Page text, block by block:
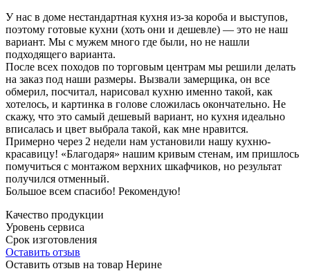
У нас в доме нестандартная кухня из-за короба и выступов,
поэтому готовые кухни (хоть они и дешевле) — это не наш
вариант. Мы с мужем много где были, но не нашли
подходящего варианта.
После всех походов по торговым центрам мы решили делать
на заказ под наши размеры. Вызвали замерщика, он все
обмерил, посчитал, нарисовал кухню именно такой, как
хотелось, и картинка в голове сложилась окончательно. Не
скажу, что это самый дешевый вариант, но кухня идеально
вписалась и цвет выбрала такой, как мне нравится.
Примерно через 2 недели нам установили нашу кухню-
красавицу! «Благодаря» нашим кривым стенам, им пришлось
помучиться с монтажом верхних шкафчиков, но результат
получился отменный.
Большое всем спасибо! Рекомендую!
Качество продукции
Уровень сервиса
Срок изготовления
Оставить отзыв
Оставить отзыв на товар Нерине